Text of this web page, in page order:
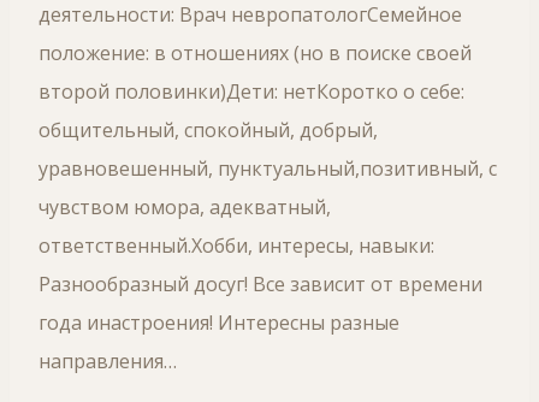
деятельности: Врач невропатологСемейное
положение: в отношениях (но в поиске своей
второй половинки)Дети: нетКоротко о себе:
общительный, спокойный, добрый,
уравновешенный, пунктуальный,позитивный, с
чувством юмора, адекватный,
ответственный.Хобби, интересы, навыки:
Разнообразный досуг! Все зависит от времени
года инастроения! Интересны разные
направления…